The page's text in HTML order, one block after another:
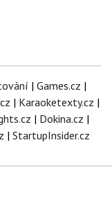
| Games.cz |
| Karaoketexty.cz |
| Dokina.cz |
| StartupInsider.cz